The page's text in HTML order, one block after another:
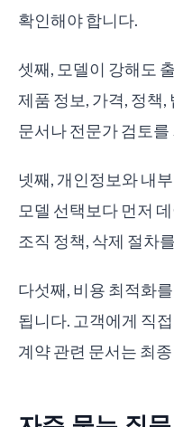
확인해야 합니다.
셋째, 모델이 강해도
제품 정보, 가격, 정책,
문서나 전문가 검토를
넷째, 개인정보와 내
모델 선택보다 먼저
조직 정책, 삭제 절차
다섯째, 비용 최적화
됩니다. 고객에게 직
계약 관련 문서는 최